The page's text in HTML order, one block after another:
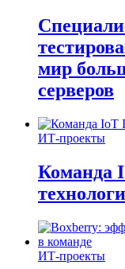
мир
серверов
ИТ-проекты
Команда
ИТ-проекты